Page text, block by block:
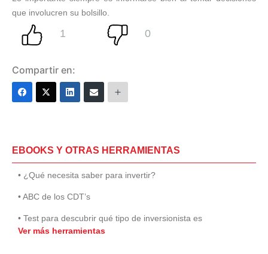
que involucren su bolsillo.
Compartir en:
EBOOKS Y OTRAS HERRAMIENTAS
• ¿Qué necesita saber para invertir?
• ABC de los CDT’s
• Test para descubrir qué tipo de inversionista es
Ver más herramientas